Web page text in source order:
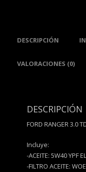
DESCRIPCIÓN
VALORACIONES (0)
DESCRIPCIÓN
FORD RANGER 3.0
Incluye:
-ACEITE: 5W40 YPF
-FILTRO ACEITE: